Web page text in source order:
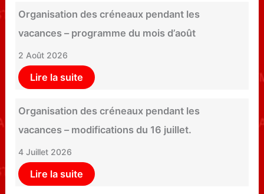
Organisation des créneaux pendant les
vacances – programme du mois d’août
2 Août 2026
Lire la suite
Organisation des créneaux pendant les
vacances – modifications du 16 juillet.
4 Juillet 2026
Lire la suite